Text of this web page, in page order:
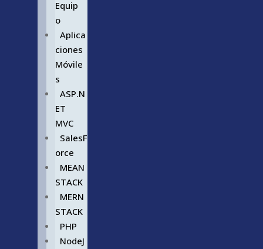
Equip
o
Aplica
ciones
Móvile
s
ASP.N
ET
MVC
SalesF
orce
MEAN
STACK
MERN
STACK
PHP
NodeJ